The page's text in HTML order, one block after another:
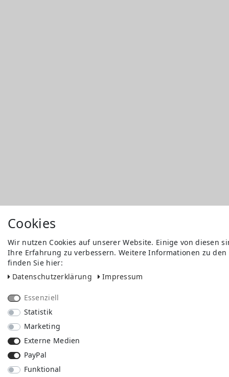
Cookies
Wir nutzen Cookies auf unserer Website. Einige von diesen
Ihre Erfahrung zu verbessern. Weitere Informationen zu
finden Sie hier:
Daten­schutz­erklärung
Impressum
Essenziell
Statistik
Marketing
Externe Medien
PayPal
Funktional